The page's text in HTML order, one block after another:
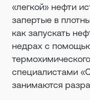
«легкой» нефти
запертые в
как запускать
недрах с
специалистами
занимаются